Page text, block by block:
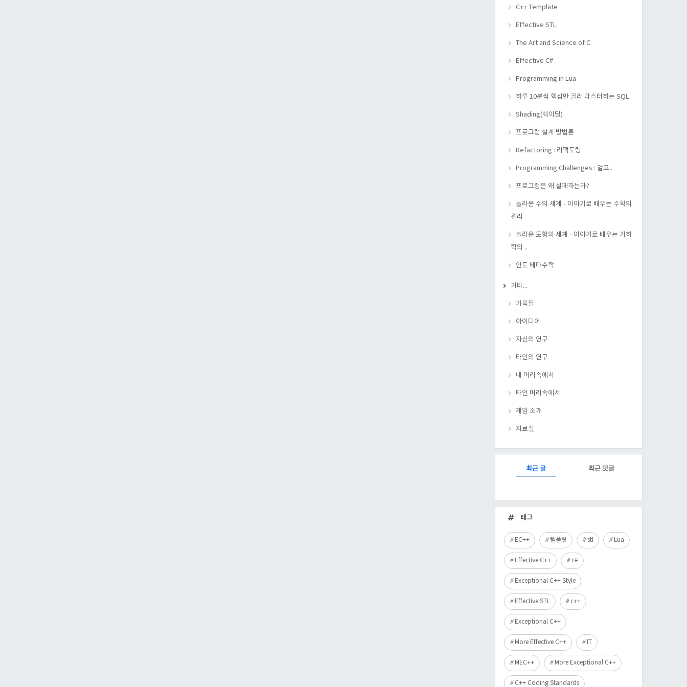
C++ Template
Effective STL
The Art and Science of C
Effective C#
Programming in Lua
하루 10분씩 핵심만 골라 마스터하는 SQL
Shading(쉐이딩)
프로그램 설계 방법론
Refactoring : 리팩토링
Programming Challenges : 알고..
프로그램은 왜 실패하는가?
놀라운 수의 세계 - 이야기로 배우는 수학의
원리
놀라운 도형의 세계 - 이야기로 배우는 기하
학의 ..
인도 베다수학
기타...
기록들
아이디어
자신의 연구
타인의 연구
내 머리속에서
타인 머리속에서
게임 소개
자료실
RECENTLY최근 글 최근 댓글
근
글
태그
EC++ 템플릿 stl Lua
Effective C++ c#
Exceptional C++ Style
Effective STL c++
Exceptional C++
More Effective C++ IT
MEC++ More Exceptional C++
C++ Coding Standards